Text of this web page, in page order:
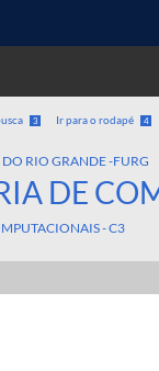
3 Ir para o rodapé 4
RIO GRANDE -FURG
DE
- C3